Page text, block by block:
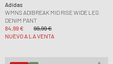
Adidas
WMNS ADIBREAK MID RISE WIDE LEG
DENIM PANT
84,99 €
99,99 €
NUEVO A LA VENTA